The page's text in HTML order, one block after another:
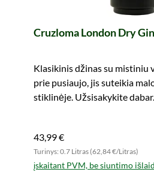
Cruzloma London Dry Gin
Klasikinis džinas su mistiniu
prie pusiaujo, jis suteikia
stiklinėje. Užsisakykite dabar.
43,99 €
Turinys: 0.7 Litras (62,84 €/Litras)
įskaitant PVM, be siuntimo